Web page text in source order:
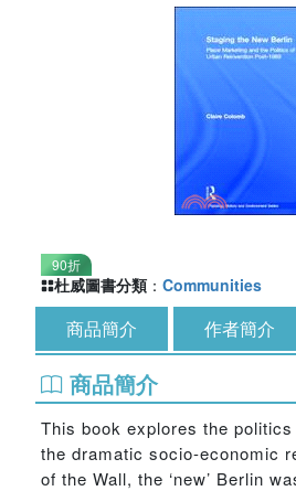
90折
杜威圖書分類 ： Communities
商品簡介 作者簡介
商品簡介
This book explores the
the dramatic socio-economic
of the Wall, the ‘new’ Berlin